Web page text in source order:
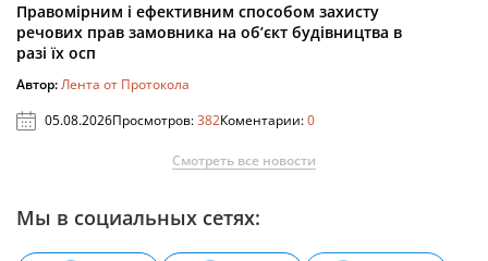
Правомірним і ефективним способом захисту
речових прав замовника на об’єкт будівництва в
разі їх осп
Автор:Лента от Протокола
05.08.2026Просмотров:382Коментарии:0
Смотреть все новости
Мы в социальных сетях: